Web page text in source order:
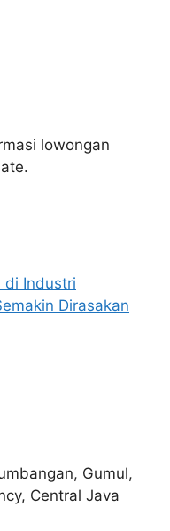
lowongan
di Industri
Dirasakan
Gumul,
Central Java